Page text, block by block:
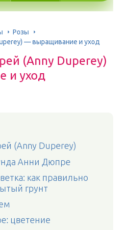
Розы
— выращивание и уход
(Anny Duperey)
и уход
(Anny Duperey)
Анни Дюпре
как правильно
грунт
цветение